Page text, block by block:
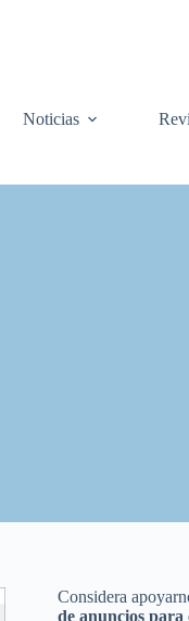
Noticias
Considera
de anuncios para